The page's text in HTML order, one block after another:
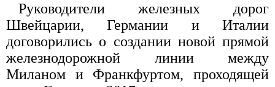
Руководители железных дорог
Швейцарии, Германии и Италии
договорились о создании новой прямой
железнодорожной линии между
Миланом и Франкфуртом, проходящей